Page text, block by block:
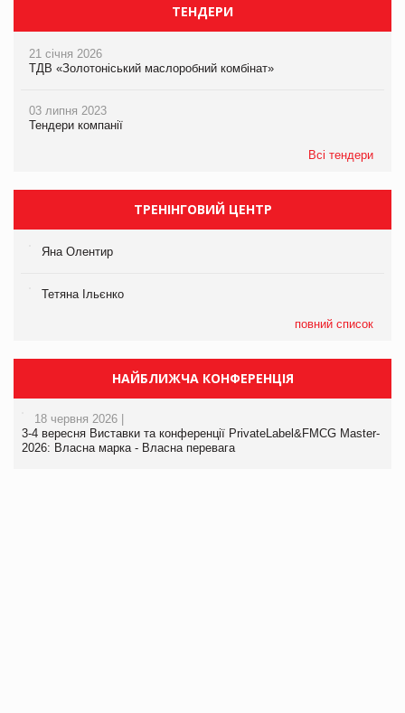
ТЕНДЕРИ
21 січня 2026
ТДВ «Золотоніський маслоробний комбінат»
03 липня 2023
Тендери компанії
Всі тендери
ТРЕНІНГОВИЙ ЦЕНТР
Яна Олентир
Тетяна Ільєнко
повний список
НАЙБЛИЖЧА КОНФЕРЕНЦІЯ
18 червня 2026 |
3-4 вересня Виставки та конференції PrivateLabel&FMCG Master-
2026: Власна марка - Власна перевага